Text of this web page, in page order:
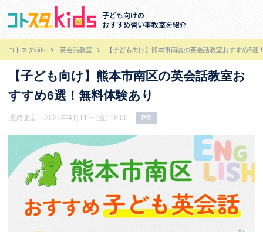
子ども向けの
おすすめ習い事教室を紹介
コトスタkids 英会話教室 【子ども向け】熊本市南区の英会話教室おすすめ6選
【子ども向け】熊本市南区の英会話教室お
すすめ6選！無料体験あり
最終更新：2025年4月11日 (金) 18:06 PR